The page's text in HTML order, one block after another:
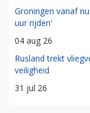
Groningen vanaf
uur rijden'
04 aug 26
Rusland trekt
veiligheid
31 jul 26